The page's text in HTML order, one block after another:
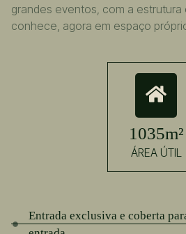
grandes eventos, com a
conhece, agora em espaço
1035m²
ÁREA ÚTIL
Entrada exclusiva e coberta
PLANTA